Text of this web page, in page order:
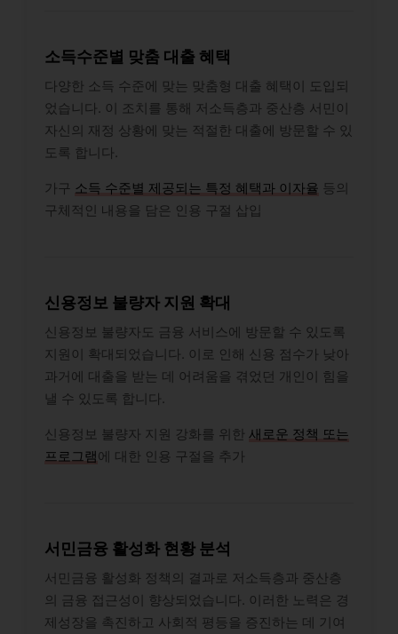
소득수준별 맞춤 대출 혜택
다양한 소득 수준에 맞는 맞춤형 대출 혜택이 도입되
었습니다. 이 조치를 통해 저소득층과 중산층 서민이
자신의 재정 상황에 맞는 적절한 대출에 방문할 수 있
도록 합니다.
가구 소득 수준별 제공되는 특정 혜택과 이자율 등의
구체적인 내용을 담은 인용 구절 삽입
신용정보 불량자 지원 확대
신용정보 불량자도 금융 서비스에 방문할 수 있도록
지원이 확대되었습니다. 이로 인해 신용 점수가 낮아
과거에 대출을 받는 데 어려움을 겪었던 개인이 힘을
낼 수 있도록 합니다.
신용정보 불량자 지원 강화를 위한 새로운 정책 또는
프로그램에 대한 인용 구절을 추가
서민금융 활성화 현황 분석
서민금융 활성화 정책의 결과로 저소득층과 중산층
의 금융 접근성이 향상되었습니다. 이러한 노력은 경
제성장을 촉진하고 사회적 평등을 증진하는 데 기여